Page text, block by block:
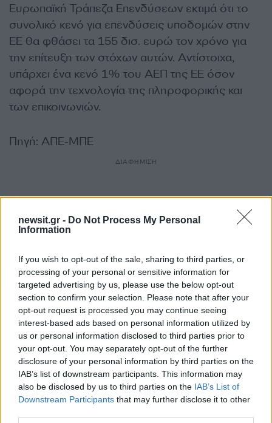
newsit.gr - Do Not Process My Personal
Information
If you wish to opt-out of the sale, sharing to third parties, or
processing of your personal or sensitive information for
targeted advertising by us, please use the below opt-out
section to confirm your selection. Please note that after your
opt-out request is processed you may continue seeing
interest-based ads based on personal information utilized by
us or personal information disclosed to third parties prior to
your opt-out. You may separately opt-out of the further
disclosure of your personal information by third parties on the
IAB’s list of downstream participants. This information may
also be disclosed by us to third parties on the IAB’s List of
Downstream Participants that may further disclose it to other
Ευρωπαϊκή Τράπεζα Επενδύσεων εκτιμά ότι το
συνολικό κενό για επενδύσεις υποδομών στην
ΕΕ θα φθάσει τα 155 δισ. ευρώ τον χρόνο για
την επίτευξη των στόχων αυτών. Αντίστοιχα,
υπάρχει ένα κενό 1% του ΑΕΠ της ΕΕ όσον
αφορά την τεχνολογία της πληροφορικής και
των επικοινωνιών.
Πηγή: ΑΠΕ-ΜΠΕ
ΔΙΑΦΗΜΙΣΗ
Αν τα χάσατε